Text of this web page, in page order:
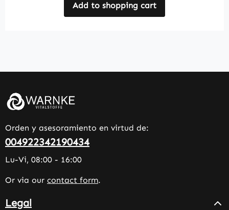
Add to shopping cart
Orden y asesoramiento en virtud de:
004922342190434
Lu-Vi, 08:00 - 16:00
Or via our contact form.
Legal